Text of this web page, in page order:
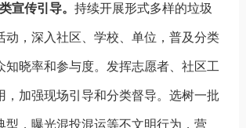
宣传引导。 持续开展形式多样的垃圾
动，深入社区、学校、单位，普及分类
知晓率和参与度。发挥志愿者、社区工
，加强现场引导和分类督导。选树一批
型，曝光混投混运等不文明行为，营